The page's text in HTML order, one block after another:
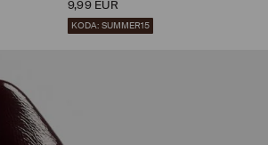
9,99 EUR
KODA: SUMMER15